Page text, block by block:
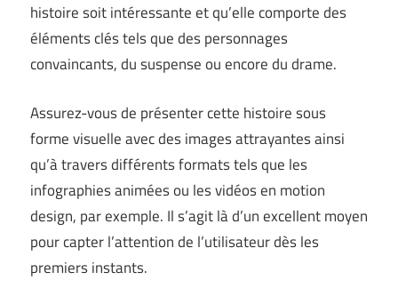
histoire soit intéressante et qu’elle comporte des
éléments clés tels que des personnages
convaincants, du suspense ou encore du drame.
Assurez-vous de présenter cette histoire sous
forme visuelle avec des images attrayantes ainsi
qu’à travers différents formats tels que les
infographies animées ou les vidéos en motion
design, par exemple. Il s’agit là d’un excellent moyen
pour capter l’attention de l’utilisateur dès les
premiers instants.